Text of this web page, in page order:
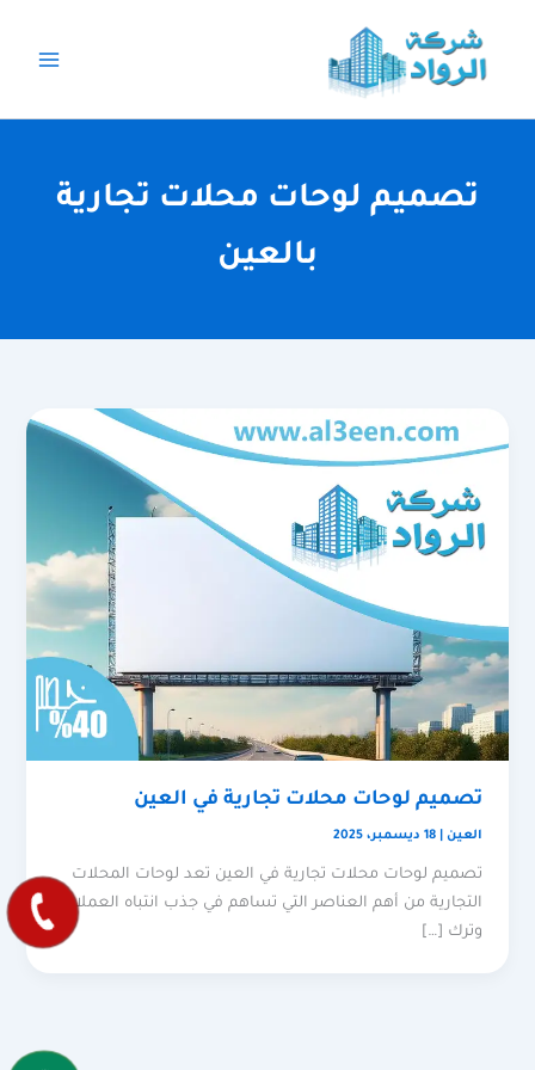
المحتوى
تصميم لوحات محلات تجارية
بالعين
تصميم لوحات محلات تجارية في العين
العين |18 ديسمبر، 2025
تصميم لوحات محلات تجارية في العين تعد لوحات المحلات
التجارية من أهم العناصر التي تساهم في جذب انتباه العملاء
وترك […]